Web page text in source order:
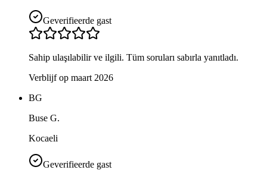
Geverifieerde gast
Sahip ulaşılabilir ve ilgili. Tüm soruları sabırla yanıtladı.
Verblijf op maart 2026
BG
Buse G.
Kocaeli
Geverifieerde gast